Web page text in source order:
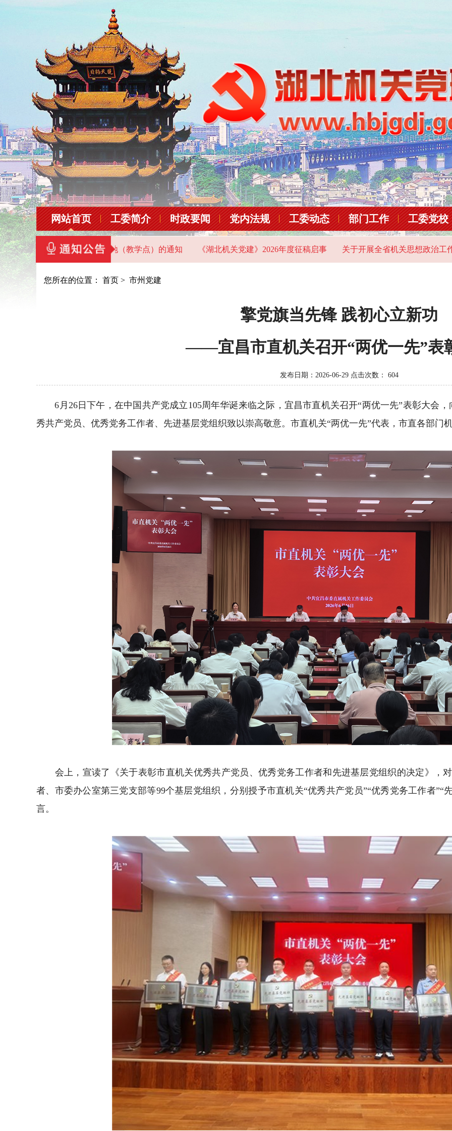
网站首页 工委简介 时政要闻 党内法规 工委动态 部门工作 工委党校
党员干部教育基地（教学点）的通知 《湖北机关党建》2026年度征稿启事 关于开展全省机关思想政治工作问卷调查
您所在的位置： 首页 > 市州党建
擎党旗当先锋 践初心立新功
——宜昌市直机关召开“两优一先”表
发布日期：2026-06-29 点击次数： 604
6月26日下午，在中国共产党成立105周年华诞来临之际，宜昌市直机关召开“两优一先”表彰大会
秀共产党员、优秀党务工作者、先进基层党组织致以崇高敬意。市直机关“两优一先”代表，市直各部门
会上，宣读了《关于表彰市直机关优秀共产党员、优秀党务工作者和先进基层党组织的决定》，
者、市委办公室第三党支部等99个基层党组织，分别授予市直机关“优秀共产党员”“优秀党务工作者”“
言。